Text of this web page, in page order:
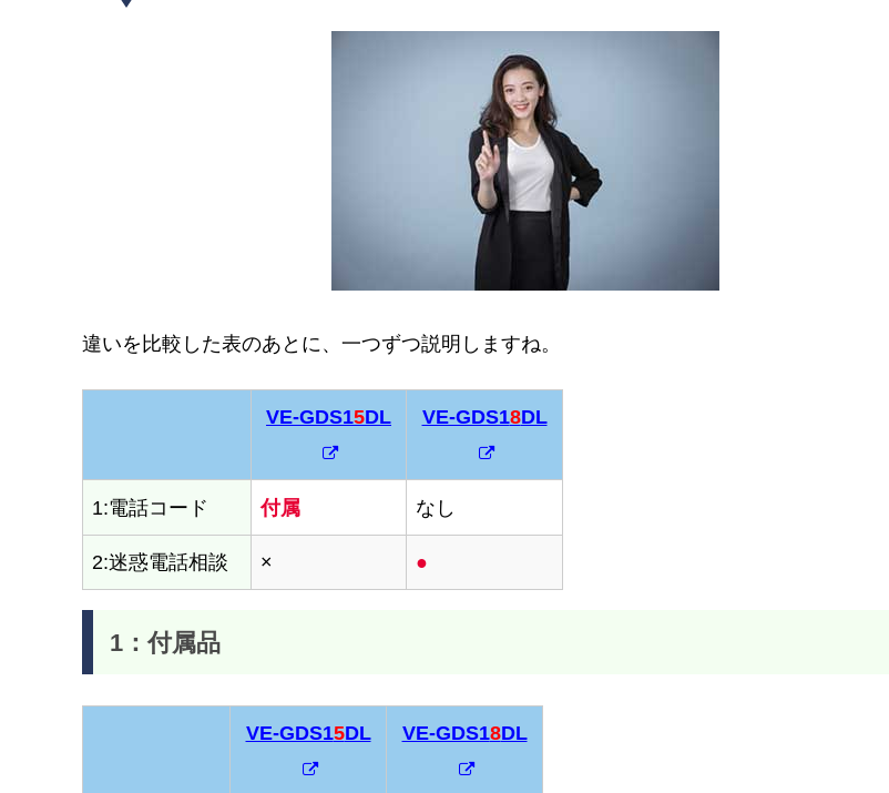
違いを比較した表のあとに、一つずつ説明しますね。
VE-GDS15DL VE-GDS18DL
VE-GDS1 VE-GDS1
1:電話コード 付属 なし
2:迷惑電話相談 × ●
1：付属品
VE-GDS15DL VE-GDS18DL